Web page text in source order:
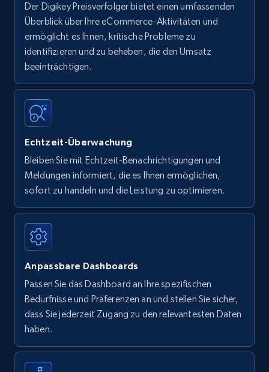
Der Digikey Preisverfolger bietet einen umfassenden
Überblick über Ihre eCommerce-Aktivitäten und
ermöglicht es Ihnen, kritische Probleme zu
identifizieren und zu beheben, die den Umsatz
beeinträchtigen.
Echtzeit-Überwachung
Bleiben Sie mit Echtzeit-Benachrichtigungen und
Meldungen informiert, die es Ihnen ermöglichen,
sofort zu handeln und die Leistung zu optimieren.
Anpassbare Dashboards
Passen Sie das Dashboard an Ihre spezifischen
Bedürfnisse und Präferenzen an und stellen Sie sicher,
dass Sie jederzeit Zugang zu den relevantesten Daten
haben.